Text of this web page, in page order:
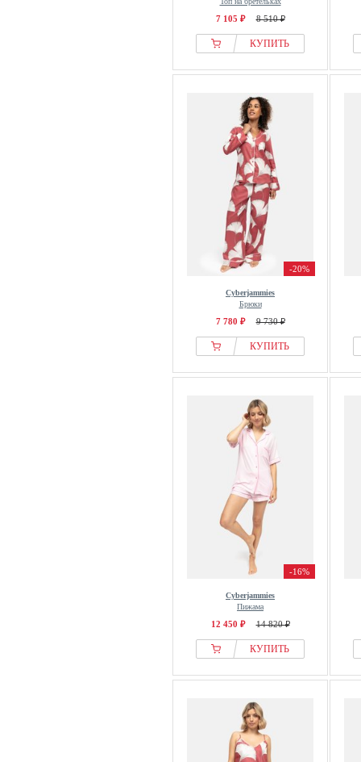
7 105 ₽ 8 510 ₽
КУПИТЬ
-20%
Cyberjammies
Брюки
7 780 ₽ 9 730 ₽
КУПИТЬ
-16%
Cyberjammies
Пижама
12 450 ₽ 14 820 ₽
КУПИТЬ